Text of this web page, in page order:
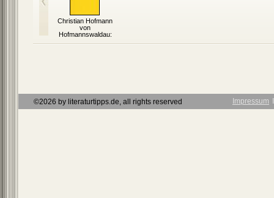
Christian Hofmann
von
Hofmannswaldau:
©2026 by literaturtipps.de, all rights reserved Impressum